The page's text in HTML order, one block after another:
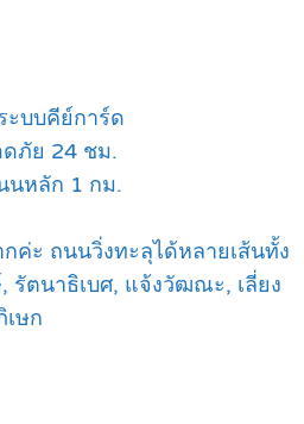
ะบบคีย์การ์ด
ภัย 24 ชม.
นหลัก 1 กม.
ค่ะ ถนนวิ่งทะลุได้หลายเส้นทั้ง
รัตนาธิเบศ, แจ้งวัฒณะ, เลี่ยง
ษก